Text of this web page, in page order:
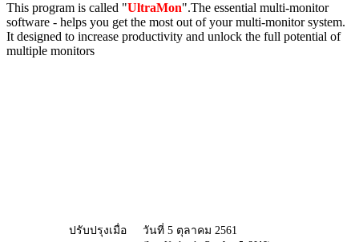
This program is called "UltraMon".The essential multi-monitor
software - helps you get the most out of your multi-monitor system.
It designed to increase productivity and unlock the full potential of
multiple monitors
ปรับปรุงเมื่อ วันที่ 5 ตุลาคม 2561